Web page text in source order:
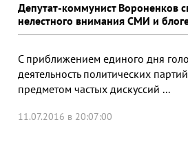
Депутат-коммунист Вороненков
нелестного внимания СМИ и
С приближением единого дня
деятельность политических
предметом частых дискуссий ...
11.07.2016 в 20:07:00